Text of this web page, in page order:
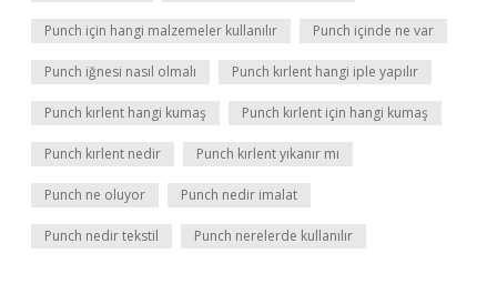
Punch için hangi malzemeler kullanılır Punch içinde ne var
Punch iğnesi nasıl olmalı Punch kırlent hangi iple yapılır
Punch kırlent hangi kumaş Punch kırlent için hangi kumaş
Punch kırlent nedir Punch kırlent yıkanır mı
Punch ne oluyor Punch nedir imalat
Punch nedir tekstil Punch nerelerde kullanılır